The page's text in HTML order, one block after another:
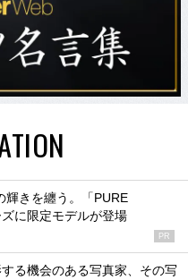
輝きを纏う。「PURE
に限定モデルが登場
PR
る機会のある写真家、その写